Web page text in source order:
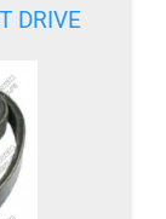
DRIVE